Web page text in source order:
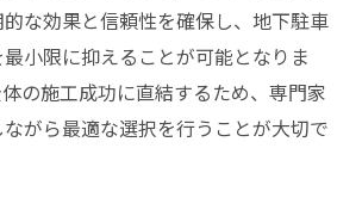
な効果と信頼性を確保し、地下駐車
小限に抑えることが可能となりま
の施工成功に直結するため、専門家
がら最適な選択を行うことが大切で